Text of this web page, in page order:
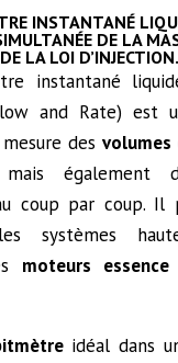
INSTANTANÉ
DE LA
LA LOI D’INJECTION.
instantané
and Rate) est
des volumes
également
coup par coup. Il
systèmes
moteurs
idéal dans